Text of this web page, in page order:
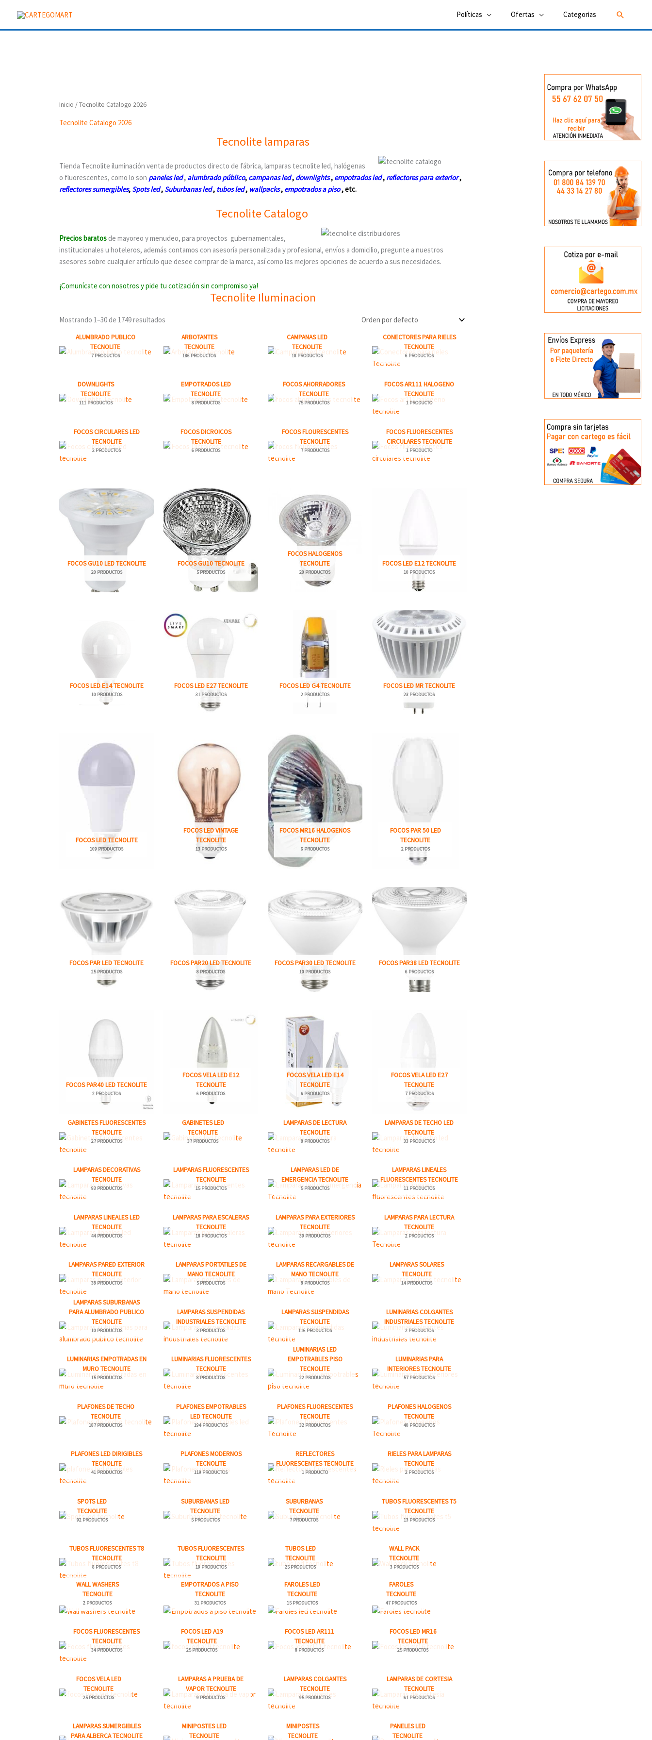
contenido
Políticas Ofertas Categorias Buscar
Inicio / Tecnolite Catalogo 2026
Tecnolite Catalogo 2026
Tecnolite lamparas
Tienda Tecnolite iluminación venta de productos directo de fábrica, lamparas tecnolite led, halógenas
o fluorescentes, como lo son paneles led, alumbrado público, campanas led, downlights, empotrados led, reflectores para exterior,
reflectores sumergibles, Spots led, Suburbanas led, tubos led, wallpacks, empotrados a piso, etc.
Tecnolite Catalogo
Precios baratosde mayoreo y menudeo, para proyectos gubernamentales,
institucionales u hoteleros, además contamos con asesoría personalizada y profesional, envíos a domicilio, pregunte a nuestros
asesores sobre cualquier artículo que desee comprar de la marca, así como las mejores opciones de acuerdo a sus necesidades.
¡Comunícate con nosotros y pide tu cotización sin compromiso ya!
Tecnolite Iluminacion
Mostrando 1–30 de 1749 resultados
ALUMBRADO PUBLICO
TECNOLITE
7 PRODUCTOS
ARBOTANTES
TECNOLITE
186 PRODUCTOS
CAMPANAS LED
TECNOLITE
18 PRODUCTOS
CONECTORES PARA RIELES
TECNOLITE
6 PRODUCTOS
DOWNLIGHTS
TECNOLITE
111 PRODUCTOS
EMPOTRADOS LED
TECNOLITE
8 PRODUCTOS
FOCOS AHORRADORES
TECNOLITE
75 PRODUCTOS
FOCOS AR111 HALOGENO
TECNOLITE
1 PRODUCTO
FOCOS CIRCULARES LED
TECNOLITE
2 PRODUCTOS
FOCOS DICROICOS
TECNOLITE
6 PRODUCTOS
FOCOS FLOURESCENTES
TECNOLITE
7 PRODUCTOS
FOCOS FLUORESCENTES
CIRCULARES TECNOLITE
1 PRODUCTO
FOCOS GU10 LED TECNOLITE
20 PRODUCTOS
FOCOS GU10 TECNOLITE
5 PRODUCTOS
FOCOS HALOGENOS
TECNOLITE
20 PRODUCTOS
FOCOS LED E12 TECNOLITE
10 PRODUCTOS
FOCOS LED E14 TECNOLITE
10 PRODUCTOS
FOCOS LED E27 TECNOLITE
31 PRODUCTOS
FOCOS LED G4 TECNOLITE
2 PRODUCTOS
FOCOS LED MR TECNOLITE
23 PRODUCTOS
FOCOS LED TECNOLITE
109 PRODUCTOS
FOCOS LED VINTAGE
TECNOLITE
13 PRODUCTOS
FOCOS MR16 HALOGENOS
TECNOLITE
6 PRODUCTOS
FOCOS PAR 50 LED
TECNOLITE
2 PRODUCTOS
FOCOS PAR LED TECNOLITE
25 PRODUCTOS
FOCOS PAR20 LED TECNOLITE
8 PRODUCTOS
FOCOS PAR30 LED TECNOLITE
10 PRODUCTOS
FOCOS PAR38 LED TECNOLITE
6 PRODUCTOS
FOCOS PAR40 LED TECNOLITE
2 PRODUCTOS
FOCOS VELA LED E12
TECNOLITE
6 PRODUCTOS
FOCOS VELA LED E14
TECNOLITE
6 PRODUCTOS
FOCOS VELA LED E27
TECNOLITE
7 PRODUCTOS
GABINETES FLUORESCENTES
TECNOLITE
27 PRODUCTOS
GABINETES LED
TECNOLITE
37 PRODUCTOS
LAMPARAS DE LECTURA
TECNOLITE
8 PRODUCTOS
LAMPARAS DE TECHO LED
TECNOLITE
33 PRODUCTOS
LAMPARAS DECORATIVAS
TECNOLITE
93 PRODUCTOS
LAMPARAS FLUORESCENTES
TECNOLITE
15 PRODUCTOS
LAMPARAS LED DE
EMERGENCIA TECNOLITE
5 PRODUCTOS
LAMPARAS LINEALES
FLUORESCENTES TECNOLITE
11 PRODUCTOS
LAMPARAS LINEALES LED
TECNOLITE
44 PRODUCTOS
LAMPARAS PARA ESCALERAS
TECNOLITE
18 PRODUCTOS
LAMPARAS PARA EXTERIORES
TECNOLITE
39 PRODUCTOS
LAMPARAS PARA LECTURA
TECNOLITE
2 PRODUCTOS
LAMPARAS PARED EXTERIOR
TECNOLITE
38 PRODUCTOS
LAMPARAS PORTATILES DE
MANO TECNOLITE
5 PRODUCTOS
LAMPARAS RECARGABLES DE
MANO TECNOLITE
8 PRODUCTOS
LAMPARAS SOLARES
TECNOLITE
14 PRODUCTOS
LAMPARAS SUBURBANAS
PARA ALUMBRADO PUBLICO
TECNOLITE
10 PRODUCTOS
LAMPARAS SUSPENDIDAS
INDUSTRIALES TECNOLITE
3 PRODUCTOS
LAMPARAS SUSPENDIDAS
TECNOLITE
116 PRODUCTOS
LUMINARIAS COLGANTES
INDUSTRIALES TECNOLITE
2 PRODUCTOS
LUMINARIAS EMPOTRADAS EN
MURO TECNOLITE
15 PRODUCTOS
LUMINARIAS FLUORESCENTES
TECNOLITE
8 PRODUCTOS
LUMINARIAS LED
EMPOTRABLES PISO
TECNOLITE
22 PRODUCTOS
LUMINARIAS PARA
INTERIORES TECNOLITE
57 PRODUCTOS
PLAFONES DE TECHO
TECNOLITE
187 PRODUCTOS
PLAFONES EMPOTRABLES
LED TECNOLITE
194 PRODUCTOS
PLAFONES FLUORESCENTES
TECNOLITE
32 PRODUCTOS
PLAFONES HALOGENOS
TECNOLITE
40 PRODUCTOS
PLAFONES LED DIRIGIBLES
TECNOLITE
41 PRODUCTOS
PLAFONES MODERNOS
TECNOLITE
119 PRODUCTOS
REFLECTORES
FLUORESCENTES TECNOLITE
1 PRODUCTO
RIELES PARA LAMPARAS
TECNOLITE
2 PRODUCTOS
SPOTS LED
TECNOLITE
92 PRODUCTOS
SUBURBANAS LED
TECNOLITE
5 PRODUCTOS
SUBURBANAS
TECNOLITE
7 PRODUCTOS
TUBOS FLUORESCENTES T5
TECNOLITE
13 PRODUCTOS
TUBOS FLUORESCENTES T8
TECNOLITE
8 PRODUCTOS
TUBOS FLUORESCENTES
TECNOLITE
19 PRODUCTOS
TUBOS LED
TECNOLITE
25 PRODUCTOS
WALL PACK
TECNOLITE
3 PRODUCTOS
WALL WASHERS
TECNOLITE
2 PRODUCTOS
EMPOTRADOS A PISO
TECNOLITE
31 PRODUCTOS
FAROLES LED
TECNOLITE
15 PRODUCTOS
FAROLES
TECNOLITE
47 PRODUCTOS
FOCOS FLUORESCENTES
TECNOLITE
34 PRODUCTOS
FOCOS LED A19
TECNOLITE
25 PRODUCTOS
FOCOS LED AR111
TECNOLITE
8 PRODUCTOS
FOCOS LED MR16
TECNOLITE
25 PRODUCTOS
FOCOS VELA LED
TECNOLITE
25 PRODUCTOS
LAMPARAS A PRUEBA DE
VAPOR TECNOLITE
9 PRODUCTOS
LAMPARAS COLGANTES
TECNOLITE
95 PRODUCTOS
LAMPARAS DE CORTESIA
TECNOLITE
61 PRODUCTOS
LAMPARAS SUMERGIBLES
PARA ALBERCA TECNOLITE
MINIPOSTES LED
TECNOLITE
MINIPOSTES
TECNOLITE
PANELES LED
TECNOLITE